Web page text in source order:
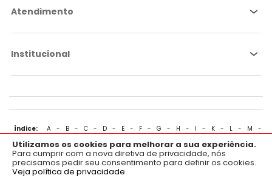
Utilizamos os cookies para melhorar a sua experiência.
Para cumprir com a nova diretiva de privacidade, nós
precisamos pedir seu consentimento para definir os cookies.
Veja política de privacidade.Adicionar ao carrinho
Atendimento
Institucional
Índice: A - B - C - D - E - F - G - H - I - K - L - M
-
N - O - P - Q - R - S - T - U - V - W - X - Y - Z
Aplicativo OficialFarma
Baixe já o nosso aplicativo para Android e iOS.
×